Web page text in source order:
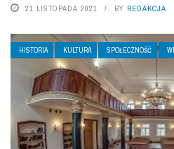
21 LISTOPADA 2021 BY REDAKCJA
HISTORIA KULTURA SPOŁECZNOŚĆ